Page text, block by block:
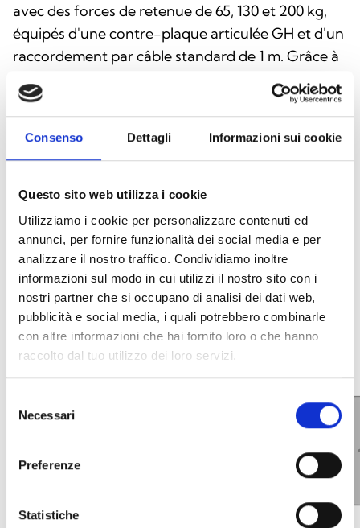
Consenso Dettagli Informazioni sui cookie
Questo sito web utilizza i cookie
Utilizziamo i cookie per personalizzare contenuti ed
annunci, per fornire funzionalità dei social media e per
analizzare il nostro traffico. Condividiamo inoltre
informazioni sul modo in cui utilizzi il nostro sito con i
nostri partner che si occupano di analisi dei dati web,
pubblicità e social media, i quali potrebbero combinarle
con altre informazioni che hai fornito loro o che hanno
raccolto dal tuo utilizzo dei loro servizi.
delNecessari
Preferenze
Statistiche
avec des forces de retenue de 65, 130 et 200 kg,
équipés d'une contre-plaque articulée GH et d'un
raccordement par câble standard de 1 m. Grâce à
conviennent aussi bien aux environnements
poussiéreuses (21 et 22).
INTÉGRATION ET OPTIONS
SUPPLÉMENTAIRES